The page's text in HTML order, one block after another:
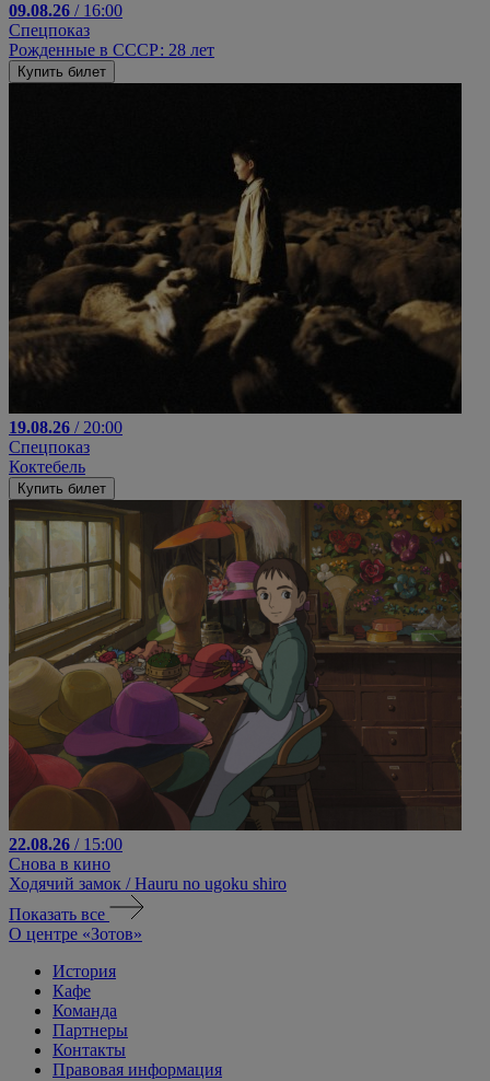
09.08.26 / 16:00
Спецпоказ
Рожденные в СССР: 28 лет
Купить билет
19.08.26 / 20:00
Спецпоказ
Коктебель
Купить билет
22.08.26 / 15:00
Снова в кино
Ходячий замок / Hauru no ugoku shiro
Показать все
О центре «Зотов»
История
Кафе
Команда
Партнеры
Контакты
Правовая информация